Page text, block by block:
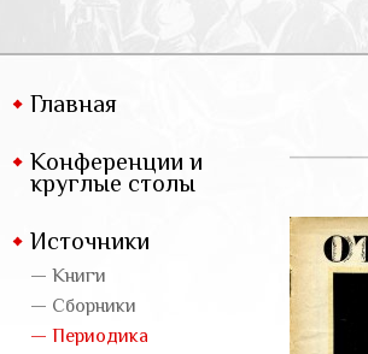
Главная
Конференции и
круглые столы
Источники
— Книги
— Сборники
— Периодика